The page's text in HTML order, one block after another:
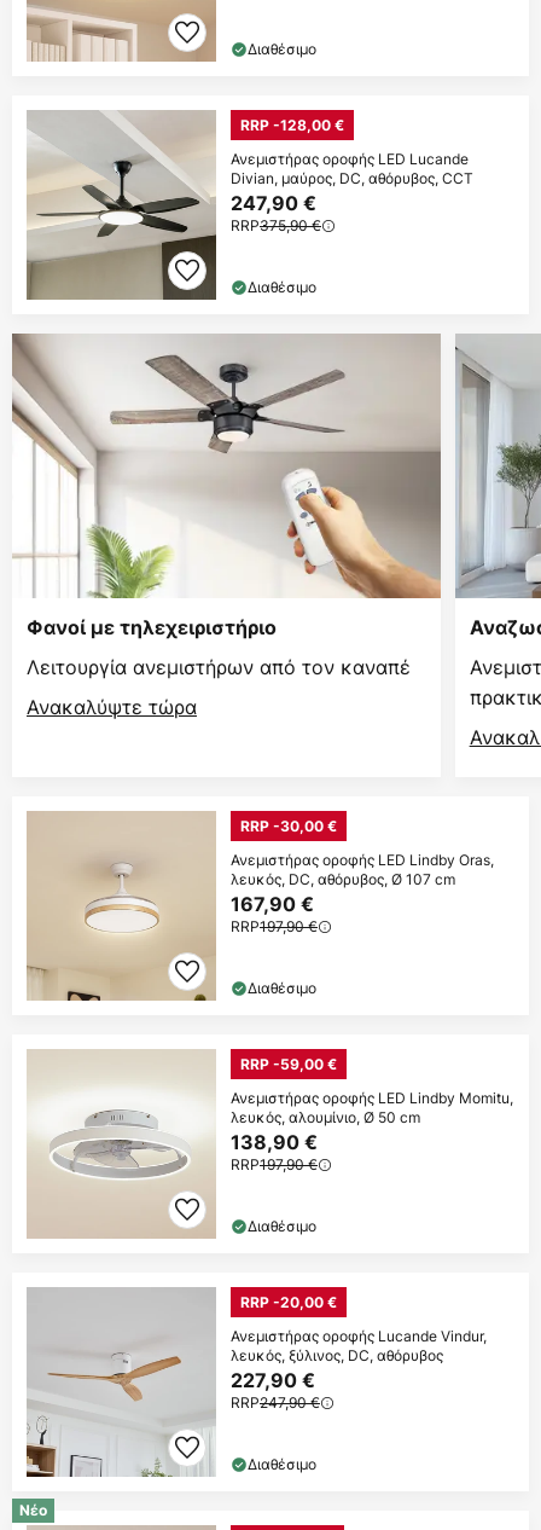
Διαθέσιμο
RRP -128,00 €
Ανεμιστήρας οροφής LED Lucande
Divian, μαύρος, DC, αθόρυβος, CCT
247,90 €
RRP375,90 €
Διαθέσιμο
Φανοί με τηλεχειριστήριο
Λειτουργία ανεμιστήρων από τον καναπέ
Ανακαλύψτε τώρα
RRP -30,00 €
Ανεμιστήρας οροφής LED Lindby Oras,
λευκός, DC, αθόρυβος, Ø 107 cm
167,90 €
RRP197,90 €
Διαθέσιμο
RRP -59,00 €
Ανεμιστήρας οροφής LED Lindby Momitu,
λευκός, αλουμίνιο, Ø 50 cm
138,90 €
RRP197,90 €
Διαθέσιμο
RRP -20,00 €
Ανεμιστήρας οροφής Lucande Vindur,
λευκός, ξύλινος, DC, αθόρυβος
227,90 €
RRP247,90 €
Διαθέσιμο
Νέο